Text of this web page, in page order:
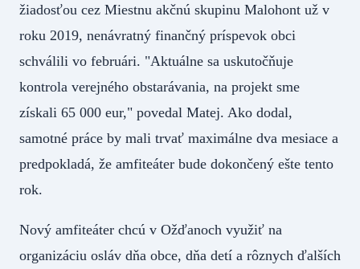
žiadosťou cez Miestnu akčnú skupinu Malohont už v
roku 2019, nenávratný finančný príspevok obci
schválili vo februári. "Aktuálne sa uskutočňuje
kontrola verejného obstarávania, na projekt sme
získali 65 000 eur," povedal Matej. Ako dodal,
samotné práce by mali trvať maximálne dva mesiace a
predpokladá, že amfiteáter bude dokončený ešte tento
rok.
Nový amfiteáter chcú v Ožďanoch využiť na
organizáciu osláv dňa obce, dňa detí a rôznych ďalších